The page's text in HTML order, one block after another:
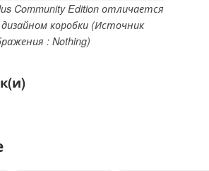
Community Edition отличается
коробки (Источник
: Nothing)